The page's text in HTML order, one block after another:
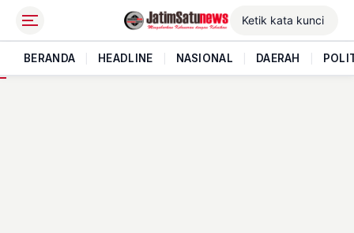
BERANDA HEADLINE NASIONAL DAERAH